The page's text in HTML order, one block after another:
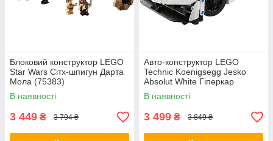
Блоковий конструктор LEGO
Star Wars Сітх-шпигун Дарта
Мола (75383)
В наявності
3 449 ₴ 3 794 ₴
Авто-конструктор LEGO
Technic Koenigsegg Jesko
Absolut White Гіперкар
(42184)
В наявності
3 499 ₴ 3 849 ₴